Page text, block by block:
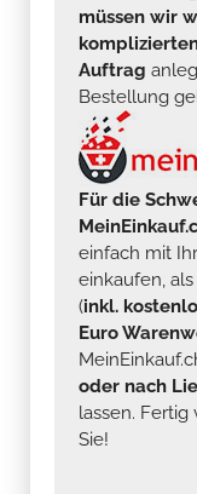
müssen wir
Auftrag
Bestellung
Für die
einfach mit
einkaufen,
(inkl.
Euro
oder nach
lassen.
Sie!